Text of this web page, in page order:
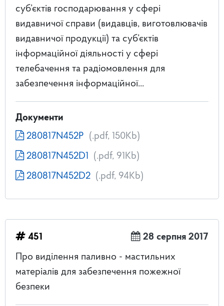
суб’єктів господарювання у сфері
видавничої справи (видавців, виготовлювачів
видавничої продукції) та суб’єктів
інформаційної діяльності у сфері
телебачення та радіомовлення для
забезпечення інформаційної...
Документи
280817N452P (.pdf, 150Kb)
280817N452D1 (.pdf, 91Kb)
280817N452D2 (.pdf, 94Kb)
451
28 серпня 2017
Про виділення паливно - мастильних
матеріалів для забезпечення пожежної
безпеки